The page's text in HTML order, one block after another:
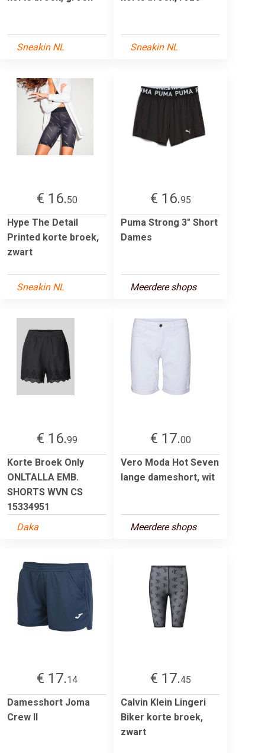
Sneakin NL Sneakin NL
€ 16.50
Hype The Detail
Printed korte broek,
zwart
Sneakin NL
€ 16.95
Puma Strong 3" Short
Dames
Meerdere shops
€ 16.99
Korte Broek Only
ONLTALLA EMB.
SHORTS WVN CS
15334951
Daka
€ 17.00
Vero Moda Hot Seven
lange dameshort, wit
Meerdere shops
€ 17.14
Damesshort Joma
Crew II
€ 17.45
Calvin Klein Lingeri
Biker korte broek,
zwart